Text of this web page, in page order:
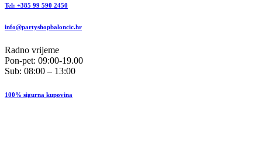
Tel: +385 99 590 2450
info@partyshopbaloncic.hr
Radno vrijeme
Pon-pet: 09:00-19.00
Sub: 08:00 – 13:00
100% sigurna kupovina